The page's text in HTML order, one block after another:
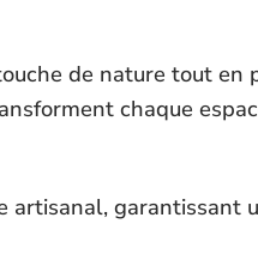
de nature tout
chaque
garantissant